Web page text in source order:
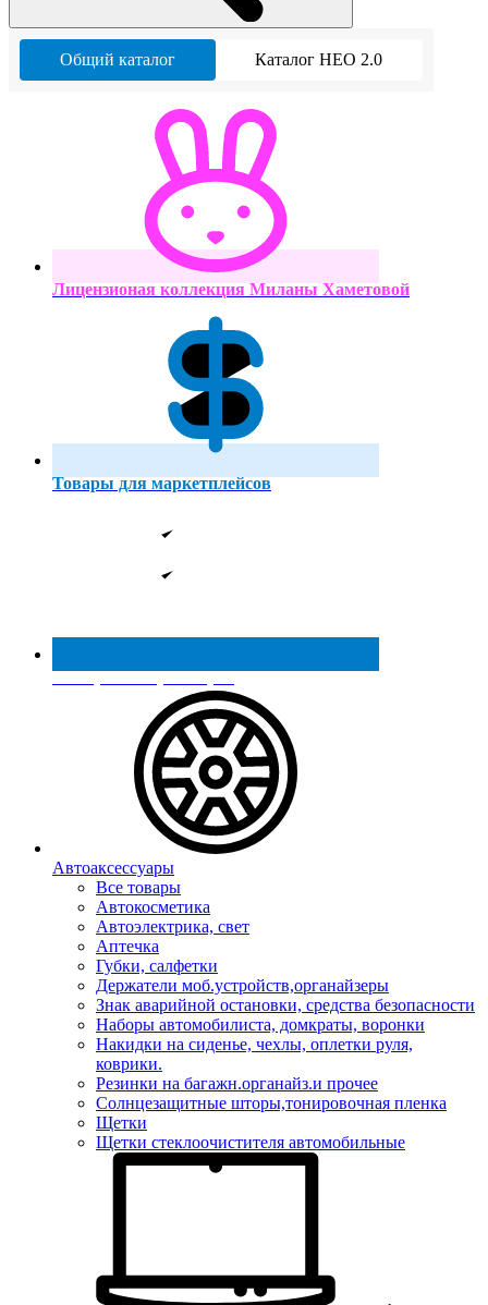
Общий каталог Каталог НЕО 2.0
Лицензионая коллекция Миланы Хаметовой
Товары для маркетплейсов
Реестр МинПромТорга
Автоаксессуары
Все товары
Автокосметика
Автоэлектрика, свет
Аптечка
Губки, салфетки
Держатели моб.устройств,органайзеры
Знак аварийной остановки, средства безопасности
Наборы автомобилиста, домкраты, воронки
Накидки на сиденье, чехлы, оплетки руля,
коврики.
Резинки на багажн.органайз.и прочее
Солнцезащитные шторы,тонировочная пленка
Щетки
Щетки стеклоочистителя автомобильные